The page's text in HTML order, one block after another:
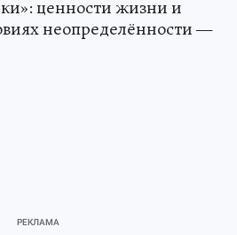
ценности жизни и
неопределённости —